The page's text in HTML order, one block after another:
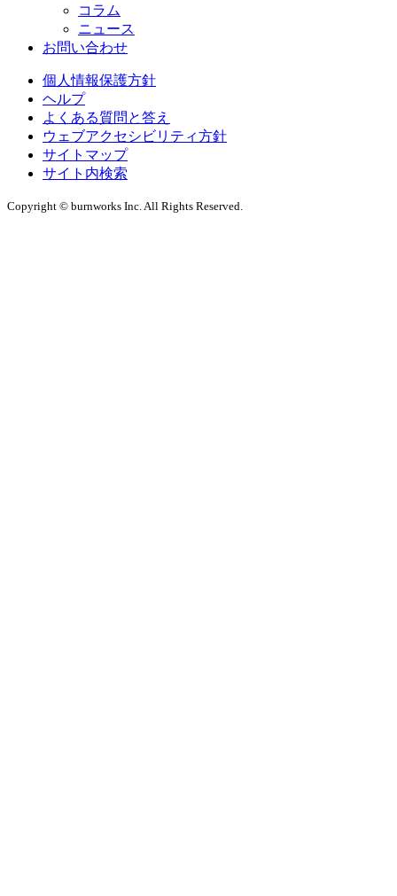
コラム
ニュース
お問い合わせ
個人情報保護方針
ヘルプ
よくある質問と答え
ウェブアクセシビリティ方針
サイトマップ
サイト内検索
Copyright © burnworks Inc. All Rights Reserved.